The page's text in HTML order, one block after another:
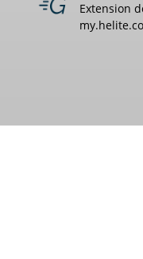
Extension